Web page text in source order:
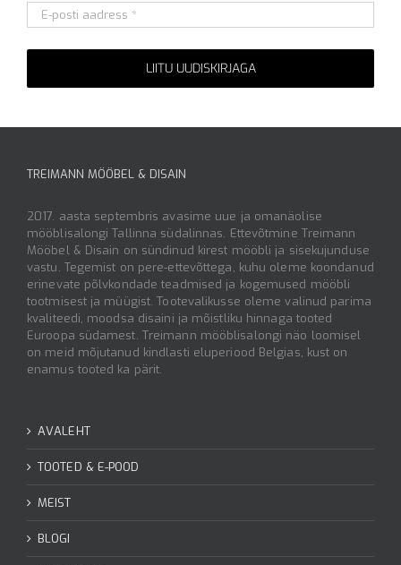
TREIMANN MÖÖBEL & DISAIN
2017. aasta septembris avasime uue ja omanäolise
mööblisalongi Tallinna südalinnas. Ettevõtmine Treimann
Mööbel & Disain on sündinud kirest mööbli ja sisekujunduse
vastu. Tegemist on pere-ettevõttega, kuhu oleme koondanud
erinevate põlvkondade teadmised ja kogemused mööbli
tootmisest ja müügist. Tootevalikusse oleme valinud parima
kvaliteedi, moodsa disaini ja mõistliku hinnaga tooted
Euroopa südamest. Treimann mööblisalongi näo loomisel
on meid mõjutanud kindlasti eluperiood Belgias, kust on
enamus tooted ka pärit.
AVALEHT
TOOTED & E-POOD
MEIST
BLOGI